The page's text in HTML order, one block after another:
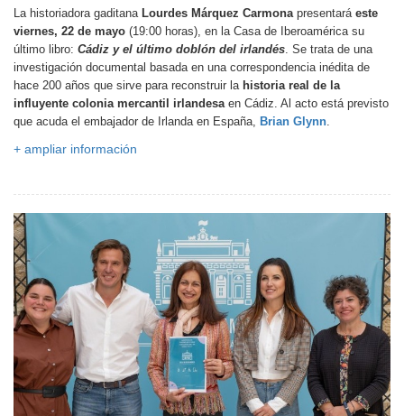
La historiadora gaditana Lourdes Márquez Carmonapresentará este
viernes, 22 de mayo (19:00 horas), en la Casa de Iberoamérica su
último libro: Cádiz y el último doblón del irlandés. Se trata de una
investigación documental basada en una correspondencia inédita de
hace 200 años que sirve para reconstruir la historia real de la
influyente colonia mercantil irlandesaen Cádiz. Al acto está previsto
que acuda el embajador de Irlanda en España, Brian Glynn.
+ ampliar información